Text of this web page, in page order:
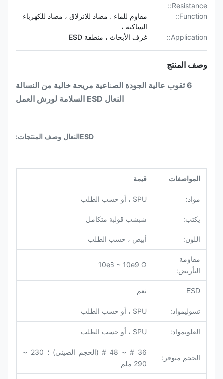
Resistance::
Function::
مقاوم للماء ، مضاد للانزلاق ، مضاد للكهرباء
الساكنة ،
Application::
غرف الأبحاث ، منطقة ESD
وصف المنتج
6 ثقوب عالية الجودة الصناعية مريحة خالية من النسالة
النعال ESD السلامة لورش العمل
ESDالنعال وصف المنتجات:
المواصفات قيمة
مواد: SPU ، أو حسب الطلب
يكتب: شبشب قولبة متكامل
اللون: أبيض ، حسب الطلب
مقاومة
التأريض:
10e6 ~ 10e9 Ω
ESD: نعم
تسوليمواد: SPU ، أو حسب الطلب
العلويمواد: SPU ، أو حسب الطلب
الحجم متوفر:
36 # ~ 48 # (الحجم الصيني) ؛ 230 ~
290 ملم